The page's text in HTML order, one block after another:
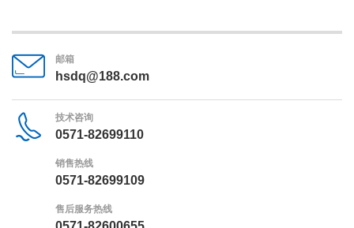
邮箱
hsdq@188.com
技术咨询
0571-82699110
销售热线
0571-82699109
售后服务热线